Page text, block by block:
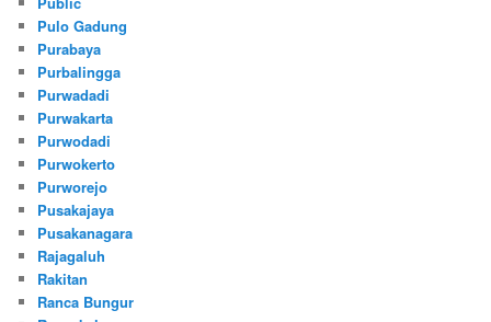
Pulo Gadung
Purabaya
Purbalingga
Purwadadi
Purwakarta
Purwodadi
Purwokerto
Purworejo
Pusakajaya
Pusakanagara
Rajagaluh
Rakitan
Ranca Bungur